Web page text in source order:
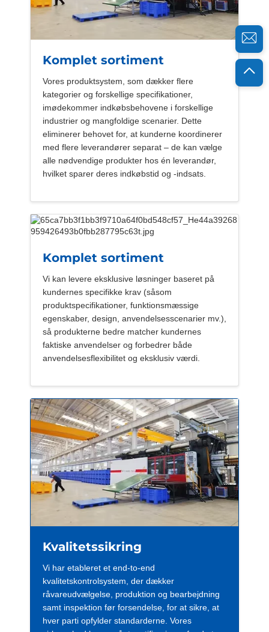
Komplet sortiment
Vores produktsystem, som dækker flere
kategorier og forskellige specifikationer,
imødekommer indkøbsbehovene i forskellige
industrier og mangfoldige scenarier. Dette
eliminerer behovet for, at kunderne koordinerer
med flere leverandører separat – de kan vælge
alle nødvendige produkter hos én leverandør,
hvilket sparer deres indkøbstid og -indsats.
Komplet sortiment
Vi kan levere eksklusive løsninger baseret på
kundernes specifikke krav (såsom
produktspecifikationer, funktionsmæssige
egenskaber, design, anvendelsesscenarier mv.),
så produkterne bedre matcher kundernes
faktiske anvendelser og forbedrer både
anvendelsesflexibilitet og eksklusiv værdi.
Kvalitetssikring
Vi har etableret et end-to-end
kvalitetskontrolsystem, der dækker
råvareudvælgelse, produktion og bearbejdning
samt inspektion før forsendelse, for at sikre, at
hver parti opfylder standarderne. Vores